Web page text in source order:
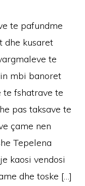
te pafundme
dhe kusaret
te
mbi banoret
te fshatrave te
pas taksave te
çame nen
Tepelena
kaosi vendosi
dhe toske […]